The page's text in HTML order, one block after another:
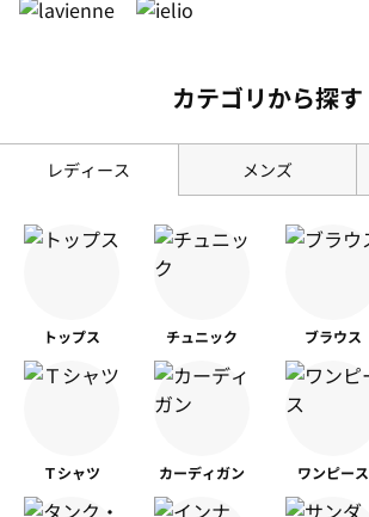
カテゴリから探す
レディース メンズ
トップス チュニック ブラウス
Ｔシャツ カーディガン ワンピース